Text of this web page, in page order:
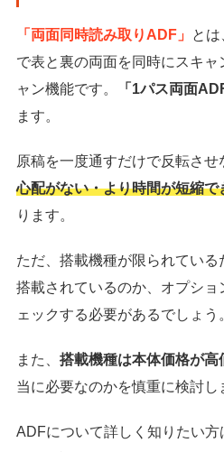
「両面同時読み取りADF」 と
で表と裏の両面を同時にスキ
ャン機能です。
「1パス両面
ます。
原稿を一度通すだけで反転させ
心配がない・より時間が短縮で
ります。
ただ、搭載機種が限られてい
搭載されているのか、オプシ
ェックする必要があるでしょう
また、 搭載機種は本体価格が高
当に必要なのかを慎重に検討し
ADFについて詳しく知りたい